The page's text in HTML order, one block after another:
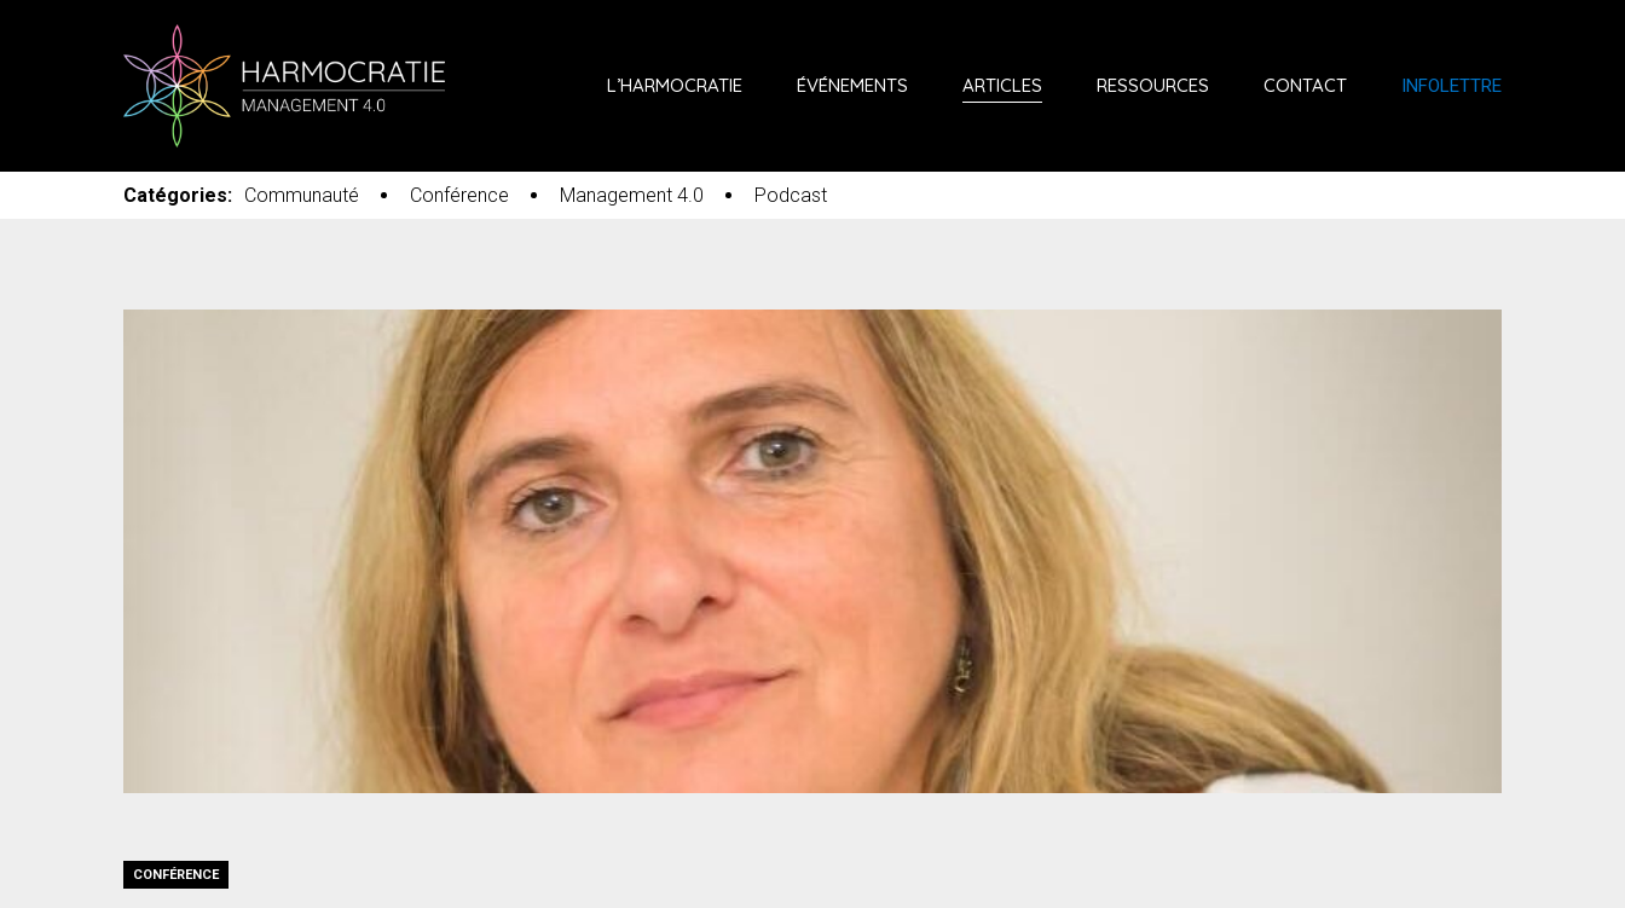
L’HARMOCRATIE ÉVÉNEMENTS ARTICLES RESSOURCES CONTACT INFOLETTRE
Catégories: Communauté Conférence Management 4.0 Podcast
CONFÉRENCE